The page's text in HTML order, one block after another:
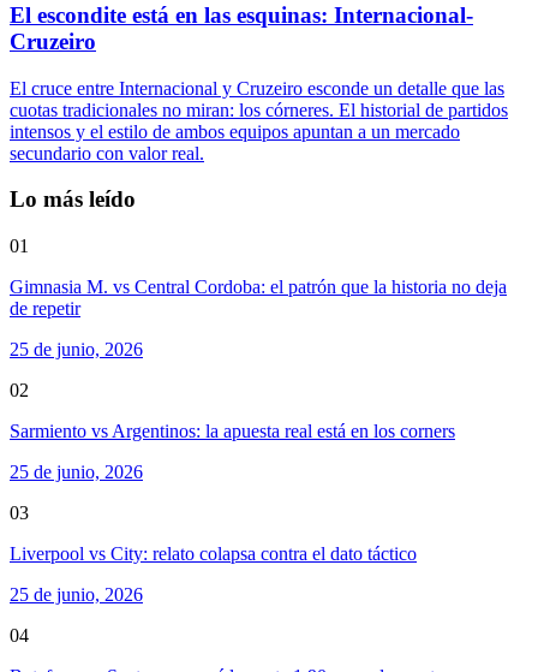
El escondite está en las esquinas: Internacional-
Cruzeiro
El cruce entre Internacional y Cruzeiro esconde un detalle que las
cuotas tradicionales no miran: los córneres. El historial de partidos
intensos y el estilo de ambos equipos apuntan a un mercado
secundario con valor real.
Lo más leído
01
Gimnasia M. vs Central Cordoba: el patrón que la historia no deja
de repetir
25 de junio, 2026
02
Sarmiento vs Argentinos: la apuesta real está en los corners
25 de junio, 2026
03
Liverpool vs City: relato colapsa contra el dato táctico
25 de junio, 2026
04